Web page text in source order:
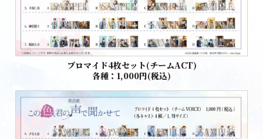
ブロマイド4枚セット(チームACT)
各種：1,000円(税込)